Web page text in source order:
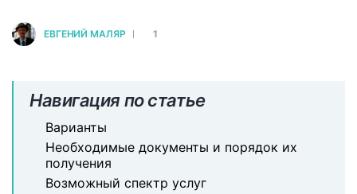
ЕВГЕНИЙ МАЛЯР 1
Навигация по статье
Варианты
Необходимые документы и порядок их
получения
Возможный спектр услуг